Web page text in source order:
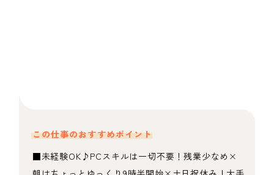
この仕事のおすすめポイント
■未経験OK♪PCスキルは一切不要！残業少なめ×